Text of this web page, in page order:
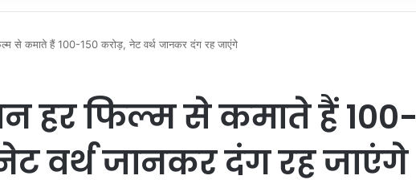
से कमाते हैं 100-150 करोड़, नेट वर्थ जानकर दंग रह जाएंगे
हर फिल्म से कमाते हैं 100-
वर्थ जानकर दंग रह जाएंगे